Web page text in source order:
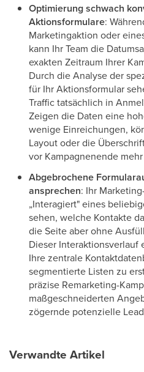
Optimierung schwach
Aktionsformulare:
Marketingaktion oder
kann Ihr Team die
exakten Zeitraum Ihrer
Durch die Analyse der
für Ihr Aktionsformular
Traffic tatsächlich in
Zeigen die Daten eine
wenige Einreichungen,
Layout oder die
vor Kampagnenende
Abgebrochene
ansprechen: Ihr
„Interagiert" eines
sehen, welche Kontakte
die Seite aber ohne
Dieser Interaktionsverlauf
Ihre zentrale
segmentierte Listen zu
präzise Remarketing-
maßgeschneiderten
zögernde potenzielle
Verwandte Artikel